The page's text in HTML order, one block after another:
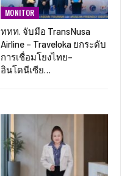
MONITOR
ททท. จับมือ TransNusa
Airline – Traveloka ยกระดับ
การเชื่อมโยงไทย–
อินโดนีเซีย…